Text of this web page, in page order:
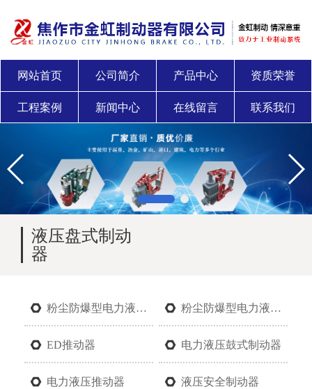
网站首页 公司简介 产品中心 资质荣誉
工程案例 新闻中心 在线留言 联系我们
液压盘式制动
器
粉尘防爆型电力液压制动器 粉尘防爆型电力液压推动器
ED推动器 电力液压鼓式制动器
电力液压推动器 液压安全制动器